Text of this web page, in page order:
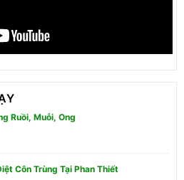
Ruồi, Muỗi, Ong
Côn Trùng Tại Phan Thiết